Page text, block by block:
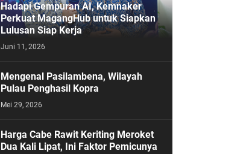
Hadapi Gempuran AI, Kemnaker
Perkuat MagangHub untuk Siapkan
Lulusan Siap Kerja
Juni 11, 2026
Mengenal Pasilambena, Wilayah
Pulau Penghasil Kopra
Mei 29, 2026
Harga Cabe Rawit Keriting Meroket
Dua Kali Lipat, Ini Faktor Pemicunya